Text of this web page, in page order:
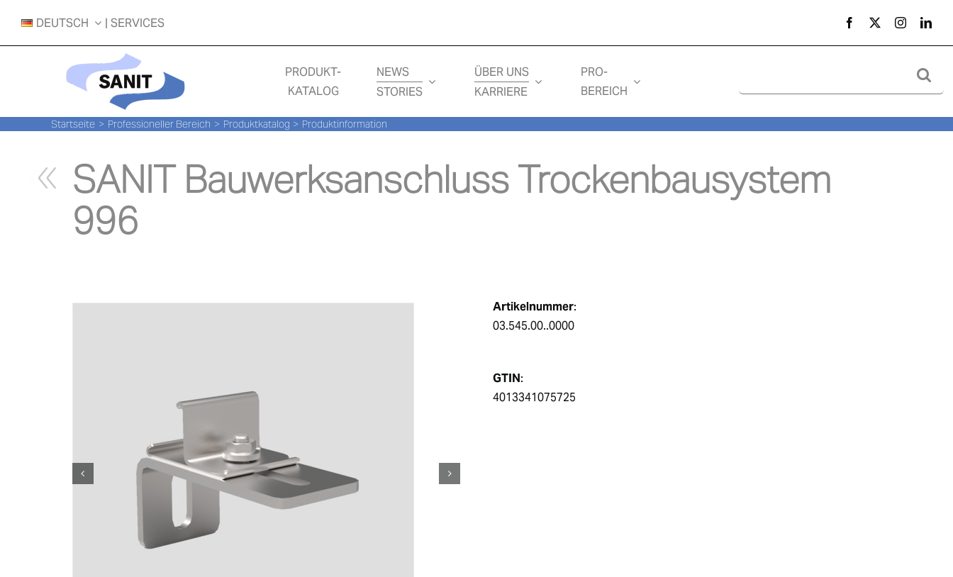
Inhalt
springen
DEUTSCH | SERVICES
PRODUKT-
KATALOG
NEWS
STORIES
ÜBER UNS
KARRIERE
PRO-
BEREICH
Startseite Professioneller Bereich Produktkatalog Produktinformation
SANIT Bauwerksanschluss Trockenbausystem
996
Artikelnummer:
03.545.00..0000
GTIN:
4013341075725